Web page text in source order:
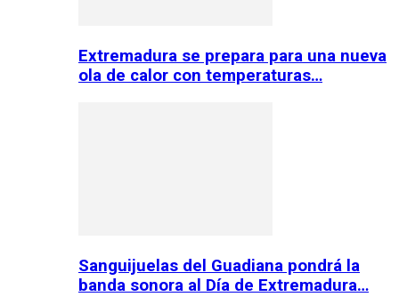
Extremadura se prepara para una nueva
ola de calor con temperaturas…
Sanguijuelas del Guadiana pondrá la
banda sonora al Día de Extremadura…